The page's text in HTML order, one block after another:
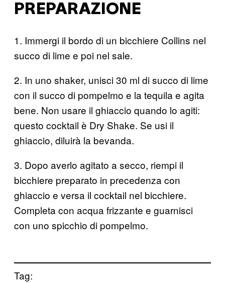
PREPARAZIONE
1. Immergi il bordo di un bicchiere Collins nel
succo di lime e poi nel sale.
2. In uno shaker, unisci 30 ml di succo di lime
con il succo di pompelmo e la tequila e agita
bene. Non usare il ghiaccio quando lo agiti:
questo cocktail è Dry Shake. Se usi il
ghiaccio, diluirà la bevanda.
3. Dopo averlo agitato a secco, riempi il
bicchiere preparato in precedenza con
ghiaccio e versa il cocktail nel bicchiere.
Completa con acqua frizzante e guarnisci
con uno spicchio di pompelmo.
Tag: